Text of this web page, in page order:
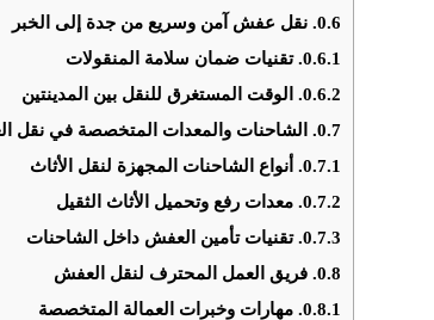
0.6. نقل عفش آمن وسريع من جدة إلى الخبر
0.6.1. تقنيات ضمان سلامة المنقولات
0.6.2.
الوقت المستغرق للنقل بين المدينتين
0.7.
الشاحنات والمعدات المتخصصة في نقل
0.7.1. أنواع الشاحنات المجهزة لنقل الأثاث
0.7.2. معدات رفع وتحميل الأثاث الثقيل
0.7.3. تقنيات تأمين العفش داخل الشاحنات
0.8. فريق العمل المحترف لنقل العفش
0.8.1. مهارات وخبرات العمالة المتخصصة